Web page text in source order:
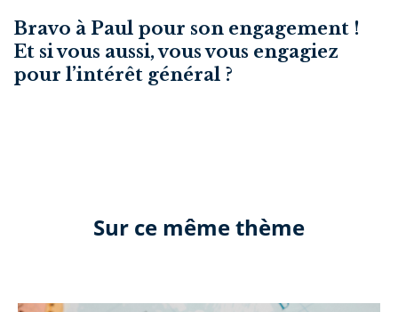
Bravo à Paul pour son engagement !
Et si vous aussi, vous vous engagiez
pour l’intérêt général ?
Sur ce même thème